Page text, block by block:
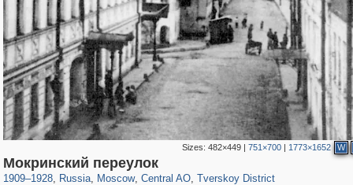
Sizes: 482×449| 751×700| 1773×1652 W
Мокринский переулок
1909–1928, Russia
1,406,255 29,243
, Moscow
319,780 8,286
, Central AO
159,978 5,916
, Tverskoy District